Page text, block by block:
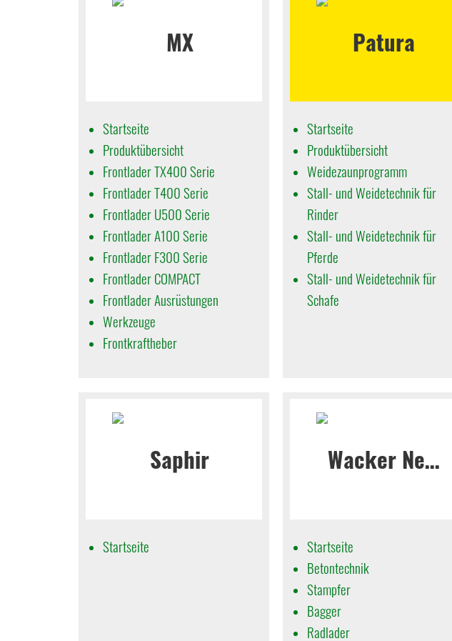
Startseite
Produktübersicht
Frontlader TX400 Serie
Frontlader T400 Serie
Frontlader U500 Serie
Frontlader A100 Serie
Frontlader F300 Serie
Frontlader COMPACT
Frontlader Ausrüstungen
Werkzeuge
Frontkraftheber
Startseite
Produktübersicht
Weidezaunprogramm
Stall- und Weidetechnik für
Rinder
Stall- und Weidetechnik für
Pferde
Stall- und Weidetechnik für
Schafe
Startseite
Startseite
Betontechnik
Stampfer
Bagger
Radlader